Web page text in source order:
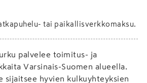
tai paikallisverkkomaksu.
palvelee toimitus- ja
Varsinais-Suomen alueella.
sijaitsee hyvien kulkuyhteyksien